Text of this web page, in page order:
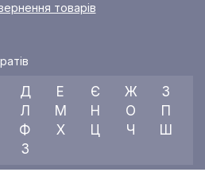
товарів
Д Е Є Ж
З
Л М Н О
П
Ф Х Ц Ч
Ш
3